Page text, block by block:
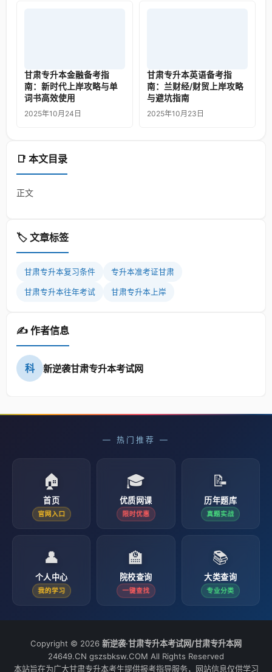
📑 本文目录
正文
🏷️ 文章标签
甘肃专升本复习条件 专升本准考证甘肃
甘肃专升本往年考试 甘肃专升本上岸
✍️ 作者信息
科 新逆袭甘肃专升本考试网
甘肃专升本金融备考指
南：新时代上岸攻略与单
词书高效使用
2025年10月24日
甘肃专升本英语备考指
南：兰财经/财贸上岸攻略
与避坑指南
2025年10月23日
— 热门推荐 —
🏠
首页
官网入口
🎓
优质网课
限时优惠
📝
历年题库
真题实战
👤
个人中心
我的学习
🏫
院校查询
一键查找
📚
大类查询
专业分类
Copyright © 2026 新逆袭·甘肃专升本考试网/甘肃专升本网
24649.CN gszsbksw.COM All Rights Reserved
本站旨在为广大甘肃专升本考生提供报考指导服务，网站信息仅供学习